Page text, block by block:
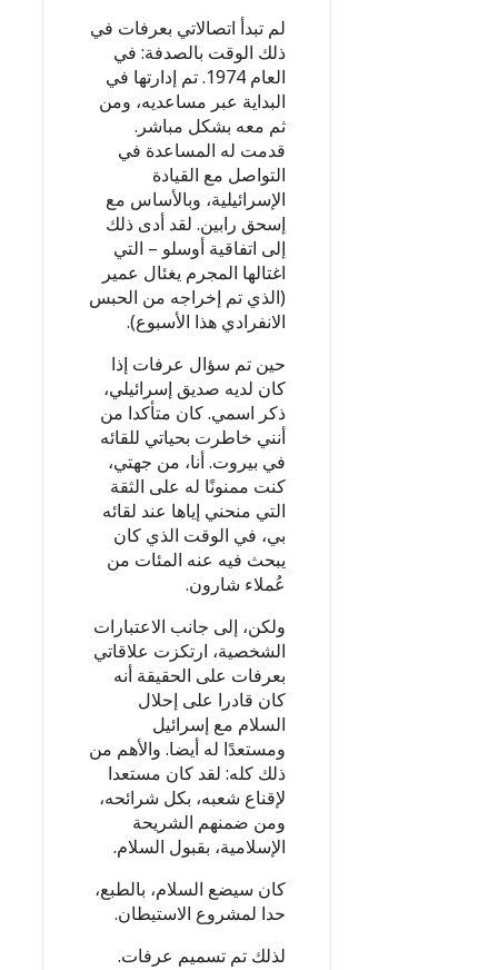
لم تبدأ اتصالاتي بعرفات في
ذلك الوقت بالصدفة: في
العام 1974. تم إدارتها في
البداية عبر مساعديه، ومن
ثم معه بشكل مباشر.
قدمت له المساعدة في
التواصل مع القيادة
الإسرائيلية، وبالأساس مع
إسحق رابين. لقد أدى ذلك
إلى اتفاقية أوسلو – التي
اغتالها المجرم يغئال عمير
(الذي تم إخراجه من الحبس
الانفرادي هذا الأسبوع).
حين تم سؤال عرفات إذا
كان لديه صديق إسرائيلي،
ذكر اسمي. كان متأكدا من
أنني خاطرت بحياتي للقائه
في بيروت. أنا، من جهتي،
كنت ممنونًا له على الثقة
التي منحني إياها عند لقائه
بي، في الوقت الذي كان
يبحث فيه عنه المئات من
عُملاء شارون.
ولكن، إلى جانب الاعتبارات
الشخصية، ارتكزت علاقاتي
بعرفات على الحقيقة أنه
كان قادرا على إحلال
السلام مع إسرائيل
ومستعدًا له أيضا. والأهم من
ذلك كله: لقد كان مستعدا
لإقناع شعبه، بكل شرائحه،
ومن ضمنهم الشريحة
الإسلامية، بقبول السلام.
كان سيضع السلام، بالطبع،
حدا لمشروع الاستيطان.
لذلك تم تسميم عرفات.